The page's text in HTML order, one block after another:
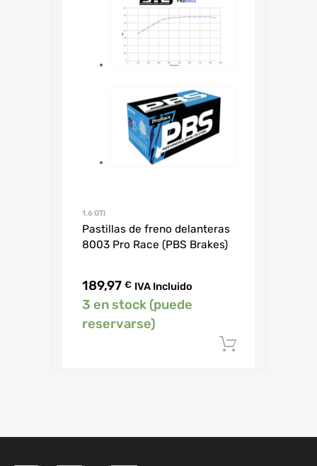
1.6 GTI
Pastillas de freno delanteras
8003 Pro Race (PBS Brakes)
189,97 € IVA Incluido
3 en stock (puede
reservarse)